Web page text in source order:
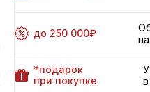
до 250 000₽
*подарок
при покупке